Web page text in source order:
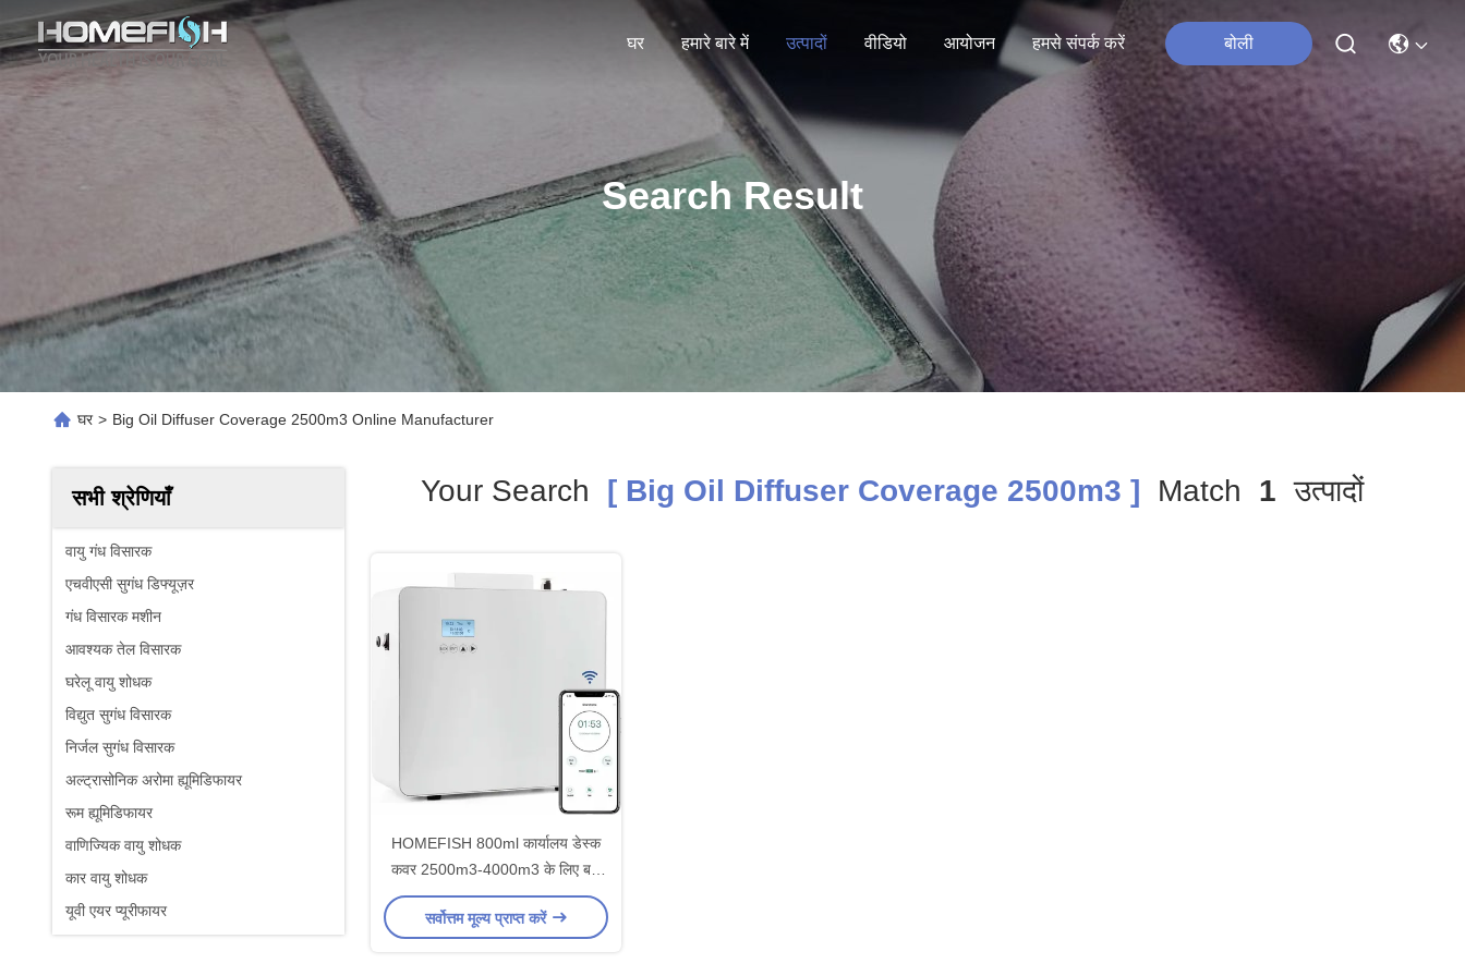
घर हमारे बारे में उत्पादों वीडियो आयोजन हमसे संपर्क करें बोली
Search Result
घर > Big Oil Diffuser Coverage 2500m3 Online Manufacturer
सभी श्रेणियाँ
वायु गंध विसारक
एचवीएसी सुगंध डिफ्यूज़र
गंध विसारक मशीन
आवश्यक तेल विसारक
घरेलू वायु शोधक
विद्युत सुगंध विसारक
निर्जल सुगंध विसारक
अल्ट्रासोनिक अरोमा ह्यूमिडिफायर
रूम ह्यूमिडिफायर
वाणिज्यिक वायु शोधक
कार वायु शोधक
यूवी एयर प्यूरीफायर
Your Search [ Big Oil Diffuser Coverage 2500m3 ] Match 1 उत्पादों
HOMEFISH 800ml कार्यालय डेस्क
कवर 2500m3-4000m3 के लिए बड़े
आवश्यक तेल विसारक
सर्वोत्तम मूल्य प्राप्त करें